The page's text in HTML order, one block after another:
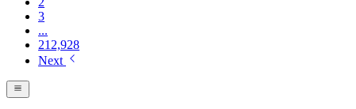
3
...
212,928
Next